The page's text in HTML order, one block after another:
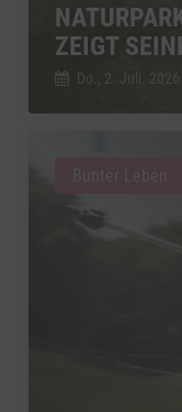
ZEIGT
Do., 2. Juli. 2026